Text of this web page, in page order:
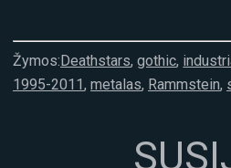
Žymos: Deathstars,gothic,
1995-2011, metalas, Rammstein,